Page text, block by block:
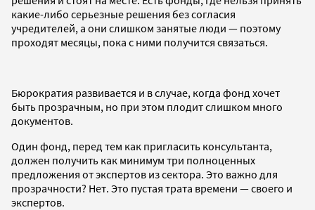
какие-либо серьезные решения без согласия
учредителей, а они слишком занятые люди — поэтому
проходят месяцы, пока с ними получится связаться.
Бюрократия развивается и в случае, когда фонд хочет
быть прозрачным, но при этом плодит слишком много
документов.
Один фонд, перед тем как пригласить консультанта,
должен получить как минимум три полноценных
предложения от экспертов из сектора. Это важно для
прозрачности? Нет. Это пустая трата времени — своего и
экспертов.